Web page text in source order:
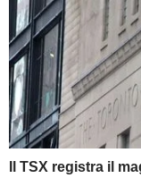
Il TSX registra il